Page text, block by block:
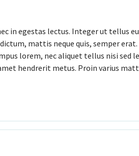
in egestas lectus. Integer ut tellus
mattis neque quis, semper
lorem, nec aliquet tellus nisi sed
hendrerit metus. Proin varius